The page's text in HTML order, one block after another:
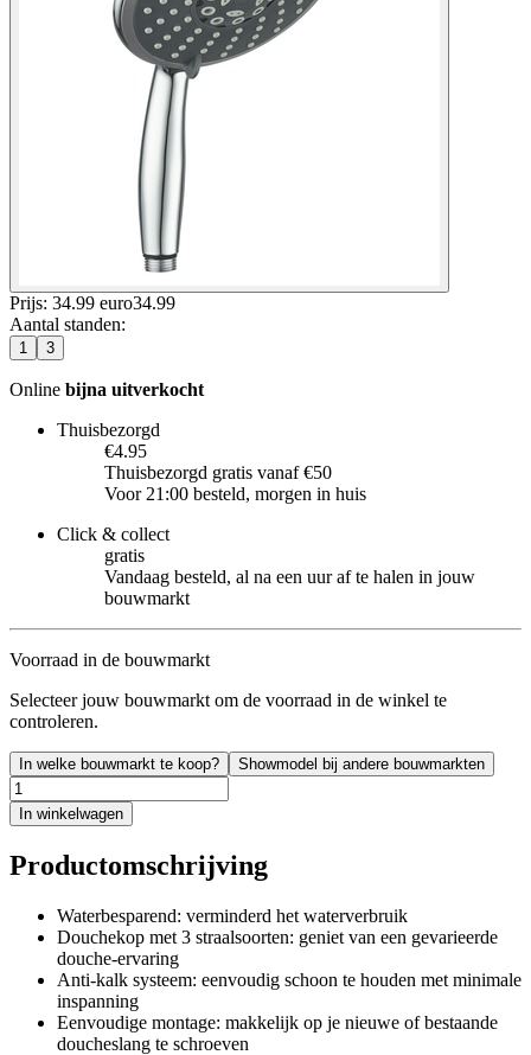
Prijs: 34.99 euro34.99
Aantal standen:
1 3
Online bijna uitverkocht
Thuisbezorgd
€4.95
Thuisbezorgd gratis vanaf €50
Voor 21:00 besteld, morgen in huis
Click & collect
gratis
Vandaag besteld, al na een uur af te halen in jouw
bouwmarkt
Voorraad in de bouwmarkt
Selecteer jouw bouwmarkt om de voorraad in de winkel te
controleren.
In welke bouwmarkt te koop? Showmodel bij andere bouwmarkten
In winkelwagen
Productomschrijving
Waterbesparend: verminderd het waterverbruik
Douchekop met 3 straalsoorten: geniet van een gevarieerde
douche-ervaring
Anti-kalk systeem: eenvoudig schoon te houden met minimale
inspanning
Eenvoudige montage: makkelijk op je nieuwe of bestaande
doucheslang te schroeven